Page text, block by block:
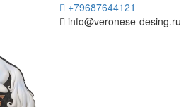
+79687644121
info@veronese-desing.ru